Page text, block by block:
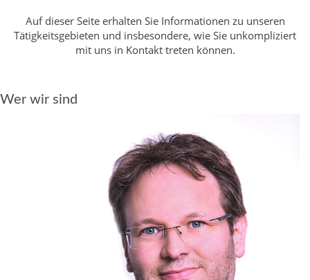
Auf dieser Seite erhalten Sie Informationen zu unseren
Tätigkeitsgebieten und insbesondere, wie Sie unkompliziert
mit uns in Kontakt treten können.
Wer wir sind